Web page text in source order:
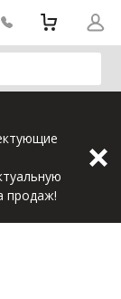
продаж!